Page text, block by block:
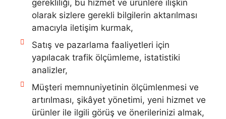
gerekliliği, bu hizmet ve ürünlere ilişkin
olarak sizlere gerekli bilgilerin aktarılması
amacıyla iletişim kurmak,
Satış ve pazarlama faaliyetleri için
yapılacak trafik ölçümleme, istatistiki
analizler,
Müşteri memnuniyetinin ölçümlenmesi ve
artırılması, şikâyet yönetimi, yeni hizmet ve
ürünler ile ilgili görüş ve önerilerinizi almak,